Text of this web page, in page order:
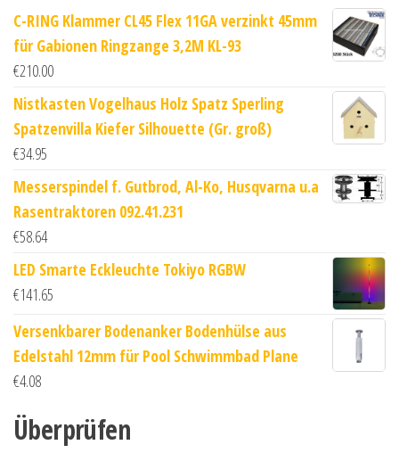
C-RING Klammer CL45 Flex 11GA verzinkt 45mm
für Gabionen Ringzange 3,2M KL-93
€210.00
Nistkasten Vogelhaus Holz Spatz Sperling
Spatzenvilla Kiefer Silhouette (Gr. groß)
€34.95
Messerspindel f. Gutbrod, Al-Ko, Husqvarna u.a
Rasentraktoren 092.41.231
€58.64
LED Smarte Eckleuchte Tokiyo RGBW
€141.65
Versenkbarer Bodenanker Bodenhülse aus
Edelstahl 12mm für Pool Schwimmbad Plane
€4.08
Überprüfen